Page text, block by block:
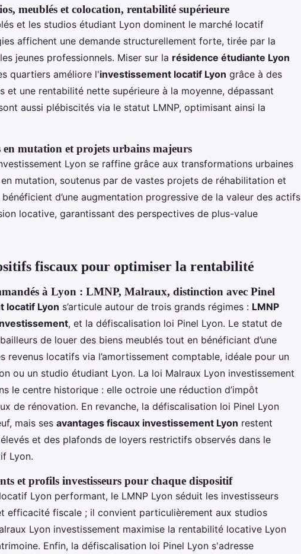
meublés et colocation, rentabilité supérieure
et les studios étudiant Lyon dominent le marché locatif
affichent une demande structurellement forte, tirée par la
jeunes professionnels. Miser sur la résidence étudiante Lyon
quartiers améliore l'investissement locatif Lyon grâce à des
et une rentabilité nette supérieure à la moyenne, dépassant
aussi plébiscités via le statut LMNP, optimisant ainsi la
en mutation et projets urbains majeurs
Lyon se raffine grâce aux transformations urbaines
mutation, soutenus par de vastes projets de réhabilitation et
bénéficient d’une augmentation progressive de la valeur des actifs
locative, garantissant des perspectives de plus-value
fiscaux pour optimiser la rentabilité
à Lyon : LMNP, Malraux, distinction avec Pinel
locatif Lyon s’articule autour de trois grands régimes : LMNP
, et la défiscalisation loi Pinel Lyon. Le statut de
de louer des biens meublés tout en bénéficiant d’une
revenus locatifs via l’amortissement comptable, idéale pour un
ou un studio étudiant Lyon. La loi Malraux Lyon investissement
le centre historique : elle octroie une réduction d’impôt
de rénovation. En revanche, la défiscalisation loi Pinel Lyon
mais ses avantages fiscaux investissement Lyon restent
et des plafonds de loyers restrictifs observés dans le
Lyon.
et profils investisseurs pour chaque dispositif
Lyon performant, le LMNP Lyon séduit les investisseurs
efficacité fiscale ; il convient particulièrement aux studios
Lyon investissement maximise la rentabilité locative Lyon
Enfin, la défiscalisation loi Pinel Lyon s'adresse